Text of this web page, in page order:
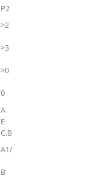
P2
>2
>3
>0
0
A
E
C,B
A1/
B